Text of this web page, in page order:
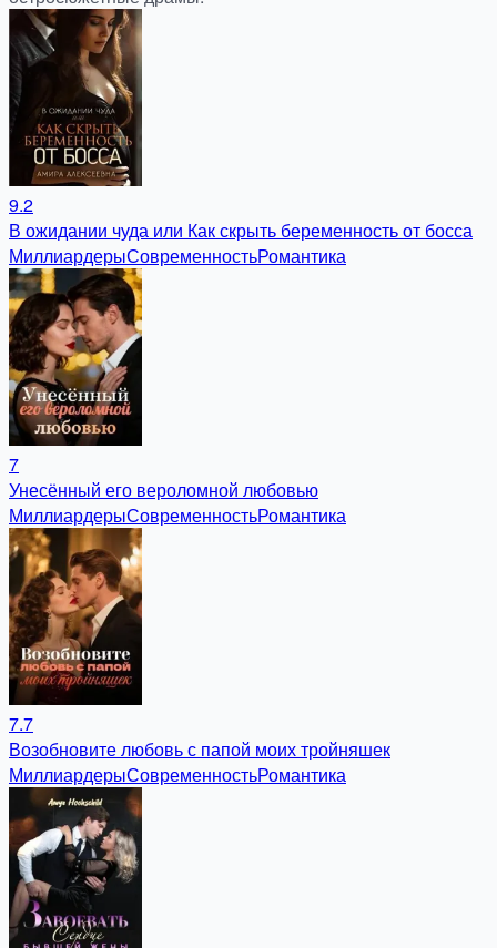
9.2
В ожидании чуда или Как скрыть беременность от босса
МиллиардерыСовременностьРомантика
7
Унесённый его вероломной любовью
МиллиардерыСовременностьРомантика
7.7
Возобновите любовь с папой моих тройняшек
МиллиардерыСовременностьРомантика